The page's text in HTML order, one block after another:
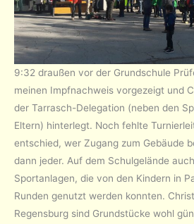
9:32 draußen vor der Grundschule
meinen Impfnachweis vorgezeigt und
der Tarrasch-Delegation (neben den
Eltern) hinterlegt. Noch fehlte
entschied, wer Zugang zum Gebäude
dann jeder. Auf dem Schulgelände
Sportanlagen, die von den Kindern in
Runden genutzt werden konnten.
Regensburg sind Grundstücke wohl